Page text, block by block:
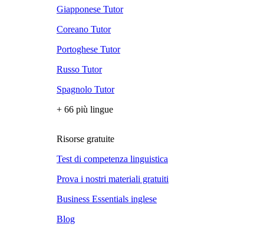
Giapponese Tutor
Coreano Tutor
Portoghese Tutor
Russo Tutor
Spagnolo Tutor
+ 66 più lingue
Risorse gratuite
Test di competenza linguistica
Prova i nostri materiali gratuiti
Business Essentials inglese
Blog